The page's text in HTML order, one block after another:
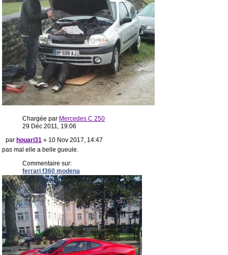
Chargée par Mercedes C 250
29 Déc 2011, 19:06
par houari31 » 10 Nov 2017, 14:47
pas mal elle a belle gueule.
Commentaire sur:
ferrari f360 modena